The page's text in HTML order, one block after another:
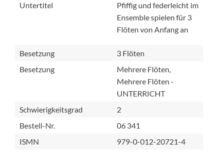
Untertitel
Pfiffig und federleicht im
Ensemble spielen für 3
Flöten von Anfang an
Besetzung
3 Flöten
Besetzung
Mehrere Flöten,
Mehrere Flöten -
UNTERRICHT
Schwierigkeitsgrad
2
Bestell-Nr.
06 341
ISMN
979-0-012-20721-4